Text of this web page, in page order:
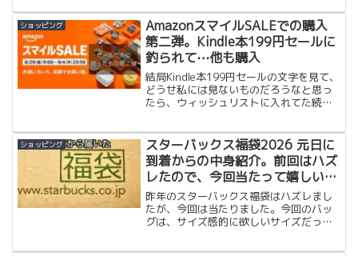
トテック、黒のソックスはお世話になっ
たと思います。私の中では定番です。
ということで買う予定...
ショッピング
AmazonスマイルSALEでの購入
第二弾。Kindle本199円セールに
釣られて⋯他も購入
結局Kindle本199円セールの文字を見て、
どうせ私には見ないものだろうなと思っ
たら、ウィッシュリストに入れてた続編
購入してしまいました。その紹介です。
ショッピング
スターバックス福袋2026 元日に
到着からの中身紹介。前回はハズ
レたので、今回当たって嬉しい。
中身も嬉しい。
昨年のスターバックス福袋はハズレまし
たが、今回は当たりました。今回のバッ
グは、サイズ感的に欲しいサイズだった